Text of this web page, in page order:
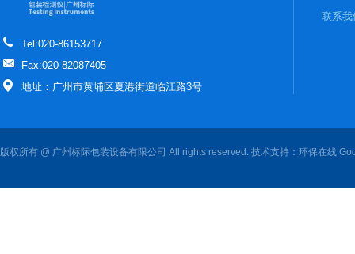
Tel:020-86153717
Fax:020-82087405
地址：广州市黄埔区夏港街道临江路3号
联系我
版权所有 @ 广州标际包装设备有限公司 All rights reserved. 技术支持： 环保在线